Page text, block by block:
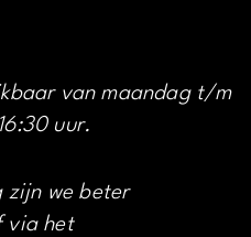
van maandag t/m
uur.
zijn we beter
via het